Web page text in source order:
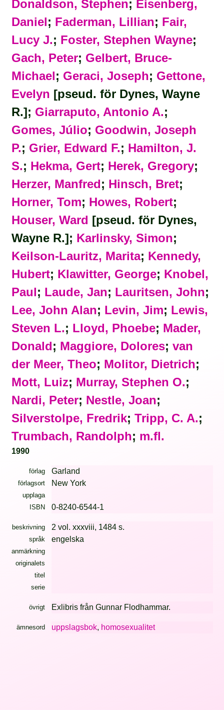
Donaldson, Stephen; Eisenberg,
Daniel; Faderman, Lillian; Fair,
Lucy J.; Foster, Stephen Wayne;
Gach, Peter; Gelbert, Bruce-
Michael; Geraci, Joseph; Gettone,
Evelyn [pseud. för Dynes, Wayne
R.]; Giarraputo, Antonio A.;
Gomes, Júlio; Goodwin, Joseph
P.; Grier, Edward F.; Hamilton, J.
S.; Hekma, Gert; Herek, Gregory;
Herzer, Manfred; Hinsch, Bret;
Horner, Tom; Howes, Robert;
Houser, Ward [pseud. för Dynes,
Wayne R.]; Karlinsky, Simon;
Keilson-Lauritz, Marita; Kennedy,
Hubert; Klawitter, George; Knobel,
Paul; Laude, Jan; Lauritsen, John;
Lee, John Alan; Levin, Jim; Lewis,
Steven L.; Lloyd, Phoebe; Mader,
Donald; Maggiore, Dolores; van
der Meer, Theo; Molitor, Dietrich;
Mott, Luiz; Murray, Stephen O.;
Nardi, Peter; Nestle, Joan;
Silverstolpe, Fredrik; Tripp, C. A.;
Trumbach, Randolph; m.fl.
1990
förlag Garland
förlagsort New York
upplaga
ISBN
0-8240-6544-1
beskrivning 2 vol. xxxviii, 1484 s.
språk engelska
anmärkning
originalets
titel
serie
övrigt Exlibris från Gunnar Flodhammar.
ämnesord uppslagsbok, homosexualitet